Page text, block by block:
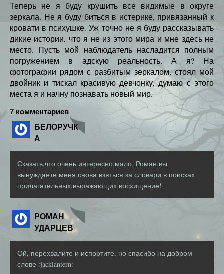
Теперь не я буду крушить все видимые в округе
зеркала. Не я буду биться в истерике, привязанный к
кровати в психушке. Уж точно не я буду рассказывать
дикие истории, что я не из этого мира и мне здесь не
место. Пусть мой наблюдатель насладится полным
погружением в адскую реальность. А я? На
фотографии рядом с разбитым зеркалом, стоял мой
двойник и тискал красивую девчонку, думаю с этого
места я и начну познавать новый мир.
7 комментариев
БЕЛОРУЧК
А
Сказать,что очень интересно,мало. Роман,вы
вынуждаете меня снова взяться за словари в поисках
прилагательных,выражающих восхищение!
РОМАН
УДАРЦЕВ
Ой, перехвалите и испортите, но спасибо на добром
слове :jacklantern: